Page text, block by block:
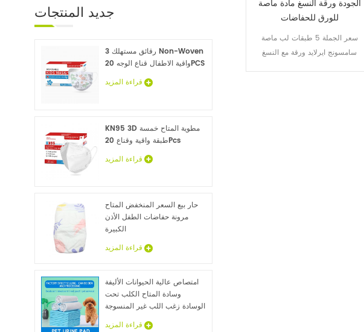
الجودة ورقة النسغ مادة ماصة
للورق للحفاضات
سعر الجملة 5 طبقات لب ماصة
سامسونج ايرلايد ورقة مع النسغ
جديد المنتجات
3 رقائق مستهلك Non-Woven
واقية الاطفال قناع الوجه 20PCS
قراءة المزيد
KN95 3D مطوية المتاح خمسة
طبقة واقية وقناع 20Pcs
قراءة المزيد
حار بيع السعر المنخفض المتاح
مرونة حفاضات الطفل الأذن
الكبيرة
قراءة المزيد
امتصاص عالية الحيوانات الأليفة
وسادة المتاح الكلب تحت
الوسادة زغب اللب غير المنسوجة
الحيوان ملاءات السرير الجملة
قراءة المزيد